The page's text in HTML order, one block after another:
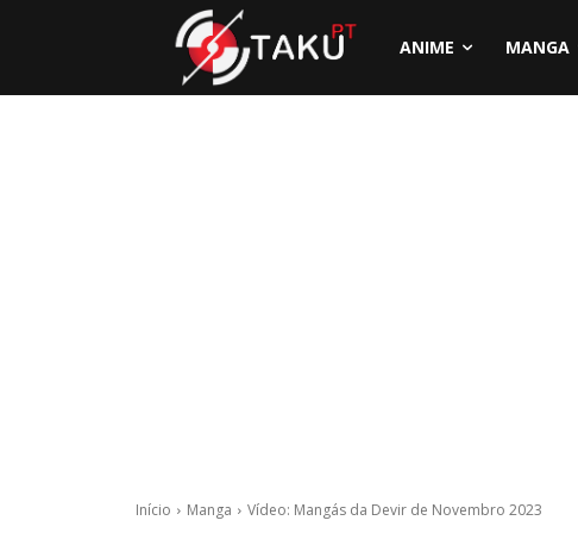
ANIME MANGA
Início Manga Vídeo: Mangás da Devir de Novembro 2023